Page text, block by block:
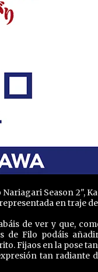
Season 2",
en traje
de ver y que,
de Filo podáis
Fijaos en la pose
tan radiante